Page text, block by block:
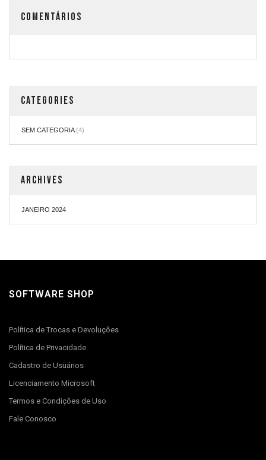
COMENTÁRIOS
CATEGORIES
SEM CATEGORIA(4)
ARCHIVES
JANEIRO 2024
SOFTWARE SHOP
Política de Trocas e Devoluções
Política de Privacidade
Cadastro de Usuários
Licenciamento Microsoft
Termos e Condições de Uso
Fale Conosco